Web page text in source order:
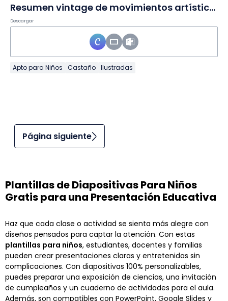
Resumen vintage de movimientos artísticos en Diapositivas
Descargar
Apto para Niños Castaño Ilustradas
Página siguiente
Plantillas de Diapositivas Para Niños
Gratis para una Presentación Educativa
Haz que cada clase o actividad se sienta más alegre con
diseños pensados para captar la atención. Con estas
plantillas para niños, estudiantes, docentes y familias
pueden crear presentaciones claras y entretenidas sin
complicaciones. Con diapositivas 100% personalizables,
puedes preparar una exposición de ciencias, una invitación
de cumpleaños y un cuaderno de actividades para el aula.
Además, son compatibles con PowerPoint, Google Slides y